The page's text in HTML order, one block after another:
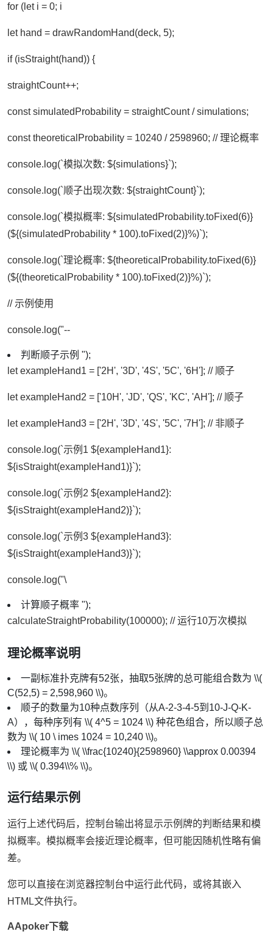
for (let i = 0; i
let hand = drawRandomHand(deck, 5);
if (isStraight(hand)) {
straightCount++;
const simulatedProbability = straightCount / simulations;
const theoreticalProbability = 10240 / 2598960; // 理论概率
console.log(`模拟次数: ${simulations}`);
console.log(`顺子出现次数: ${straightCount}`);
console.log(`模拟概率: ${simulatedProbability.toFixed(6)}
(${(simulatedProbability * 100).toFixed(2)}%)`);
console.log(`理论概率: ${theoreticalProbability.toFixed(6)}
(${(theoreticalProbability * 100).toFixed(2)}%)`);
// 示例使用
console.log("--
判断顺子示例 ");
let exampleHand1 = ['2H', '3D', '4S', '5C', '6H']; // 顺子
let exampleHand2 = ['10H', 'JD', 'QS', 'KC', 'AH']; // 顺子
let exampleHand3 = ['2H', '3D', '4S', '5C', '7H']; // 非顺子
console.log(`示例1 ${exampleHand1}:
${isStraight(exampleHand1)}`);
console.log(`示例2 ${exampleHand2}:
${isStraight(exampleHand2)}`);
console.log(`示例3 ${exampleHand3}:
${isStraight(exampleHand3)}`);
console.log("\
计算顺子概率 ");
calculateStraightProbability(100000); // 运行10万次模拟
理论概率说明
一副标准扑克牌有52张，抽取5张牌的总可能组合数为 \\(
C(52,5) = 2,598,960 \\)。
顺子的数量为10种点数序列（从A-2-3-4-5到10-J-Q-K-
A），每种序列有 \\( 4^5 = 1024 \\) 种花色组合，所以顺子总
数为 \\( 10 \ imes 1024 = 10,240 \\)。
理论概率为 \\( \\frac{10240}{2598960} \\approx 0.00394
\\) 或 \\( 0.394\\% \\)。
运行结果示例
运行上述代码后，控制台输出将显示示例牌的判断结果和模
拟概率。模拟概率会接近理论概率，但可能因随机性略有偏
差。
您可以直接在浏览器控制台中运行此代码，或将其嵌入
HTML文件执行。
AApoker下载